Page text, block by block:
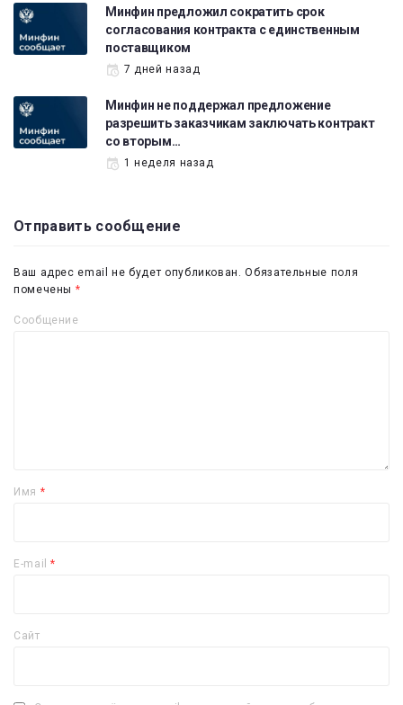
Минфин предложил сократить срок
согласования контракта с единственным
поставщиком
7 дней назад
Минфин не поддержал предложение
разрешить заказчикам заключать контракт
со вторым…
1 неделя назад
Отправить сообщение
Ваш адрес email не будет опубликован. Обязательные поля
помечены *
Сообщение
Имя *
E-mail*
Сайт